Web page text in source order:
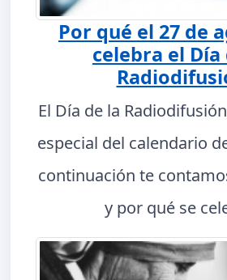
Por qué el 27 de
celebra el Día
El Día de la
especial del calendario
continuación te
y por qué se